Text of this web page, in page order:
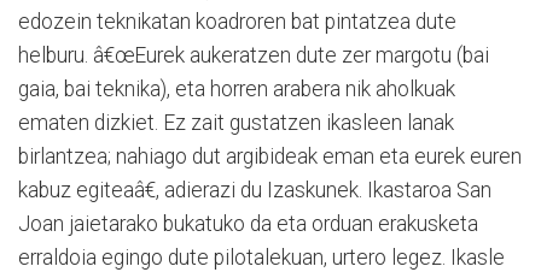
edozein teknikatan koadroren bat pintatzea dute
helburu. â€œEurek aukeratzen dute zer margotu (bai
gaia, bai teknika), eta horren arabera nik aholkuak
ematen dizkiet. Ez zait gustatzen ikasleen lanak
birlantzea; nahiago dut argibideak eman eta eurek euren
kabuz egiteaâ€, adierazi du Izaskunek. Ikastaroa San
Joan jaietarako bukatuko da eta orduan erakusketa
erraldoia egingo dute pilotalekuan, urtero legez. Ikasle